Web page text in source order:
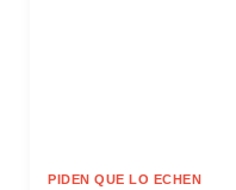
PIDEN QUE LO ECHEN